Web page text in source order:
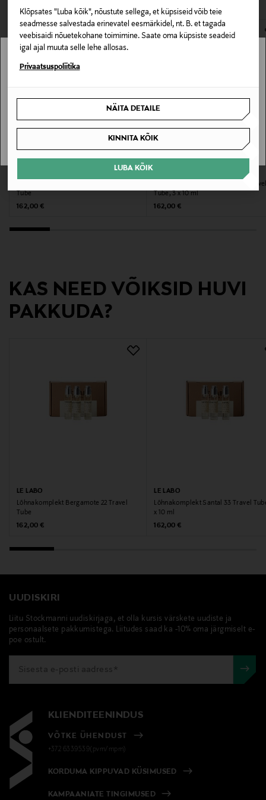
Klõpsates "Luba kõik", nõustute sellega, et küpsiseid võib teie
seadmesse salvestada erinevatel eesmärkidel, nt. B. et tagada
veebisaidi nõuetekohane toimimine. Saate oma küpsiste seadeid
igal ajal muuta selle lehe allosas.
Privaatsuspoliitika
NÄITA DETAILE
KINNITA KÕIK
LUBA KÕIK
Omadus
Vegan
Värv
Suurus
Valmistaja tootenumber
Hämeentie 15, 00500, Helsinki, Finland
Digitaalne aadress
Le Labo, lõhnakomplekt, unisex, aroom
E-POE TAGASTUSED
Tube
Original Price
162,00 €
Lõhnakomplekt Thé Matcha 26
Tube, 3 x 10 ml
Original Price
162,00 €
KAS NEED VÕIKSID HUVI
PAKKUDA?
LE LABO
Lõhnakomplekt Bergamote 22 Travel
Tube
Original Price
162,00 €
LE LABO
Lõhnakomplekt Santal 33 Travel
x 10 ml
Original Price
162,00 €
UUDISKIRI
Liitu Stockmanni uudiskirjaga, et olla kursis värskete uudiste ja
personaalsete pakkumistega. Liitudes saad ka -10% oma järgmiselt e-
poe ostult.
KLIENDITEENINDUS
VÕTKE ÜHENDUST
+372 6339539(pvm/mpm)
KORDUMA KIPPUVAD KÜSIMUSED
KAMPAANIATE TINGIMUSED
Stockmann pole Sinu riigis saadaval.
SAAN ARU